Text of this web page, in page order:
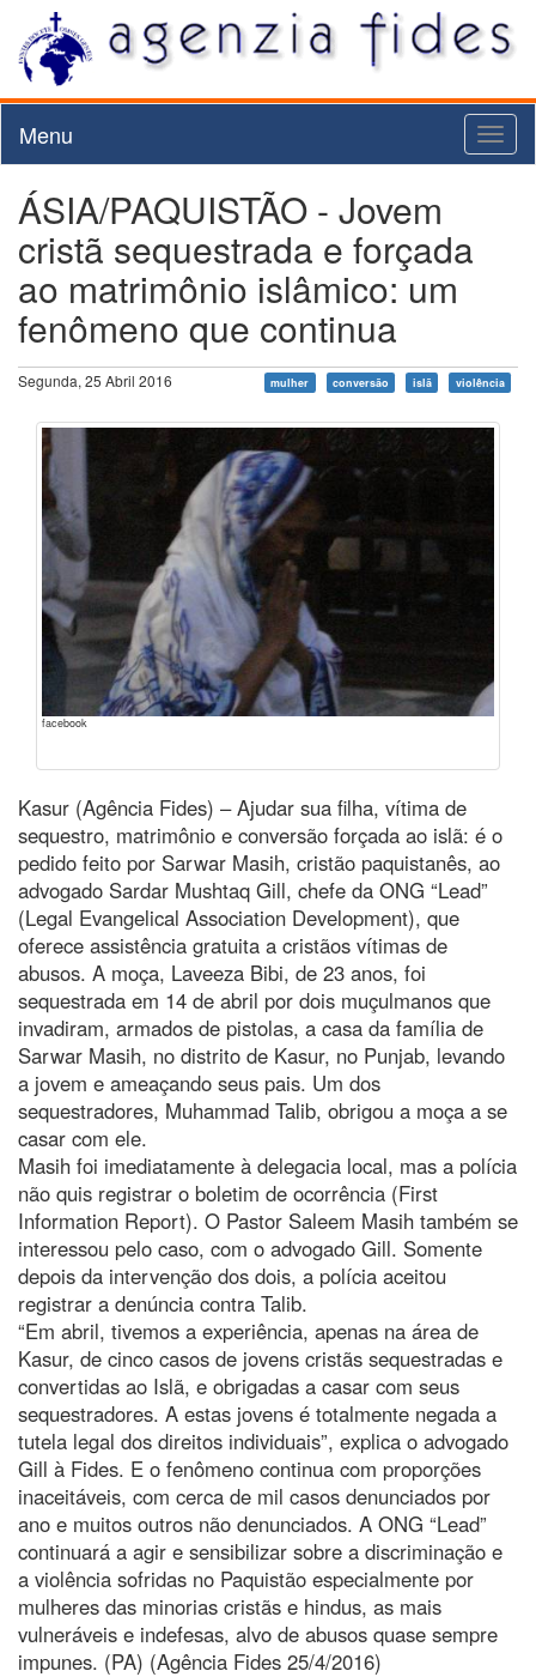
Menu
ÁSIA/PAQUISTÃO - Jovem
cristã sequestrada e forçada
ao matrimônio islâmico: um
fenômeno que continua
Segunda, 25 Abril 2016 mulher conversão islã violência
facebook
Kasur (Agência Fides) – Ajudar sua filha, vítima de
sequestro, matrimônio e conversão forçada ao islã: é o
pedido feito por Sarwar Masih, cristão paquistanês, ao
advogado Sardar Mushtaq Gill, chefe da ONG “Lead”
(Legal Evangelical Association Development), que
oferece assistência gratuita a cristãos vítimas de
abusos. A moça, Laveeza Bibi, de 23 anos, foi
sequestrada em 14 de abril por dois muçulmanos que
invadiram, armados de pistolas, a casa da família de
Sarwar Masih, no distrito de Kasur, no Punjab, levando
a jovem e ameaçando seus pais. Um dos
sequestradores, Muhammad Talib, obrigou a moça a se
casar com ele.
Masih foi imediatamente à delegacia local, mas a polícia
não quis registrar o boletim de ocorrência (First
Information Report). O Pastor Saleem Masih também se
interessou pelo caso, com o advogado Gill. Somente
depois da intervenção dos dois, a polícia aceitou
registrar a denúncia contra Talib.
“Em abril, tivemos a experiência, apenas na área de
Kasur, de cinco casos de jovens cristãs sequestradas e
convertidas ao Islã, e obrigadas a casar com seus
sequestradores. A estas jovens é totalmente negada a
tutela legal dos direitos individuais”, explica o advogado
Gill à Fides. E o fenômeno continua com proporções
inaceitáveis, com cerca de mil casos denunciados por
ano e muitos outros não denunciados. A ONG “Lead”
continuará a agir e sensibilizar sobre a discriminação e
a violência sofridas no Paquistão especialmente por
mulheres das minorias cristãs e hindus, as mais
vulneráveis e indefesas, alvo de abusos quase sempre
impunes. (PA) (Agência Fides 25/4/2016)